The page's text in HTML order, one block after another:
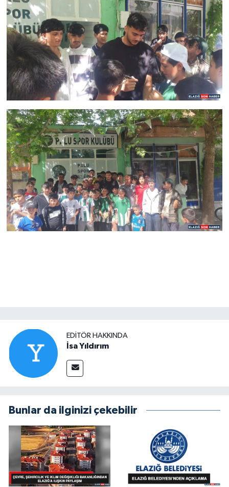
EDITÖR HAKKINDA
İsa Yıldırım
Bunlar da ilginizi çekebilir